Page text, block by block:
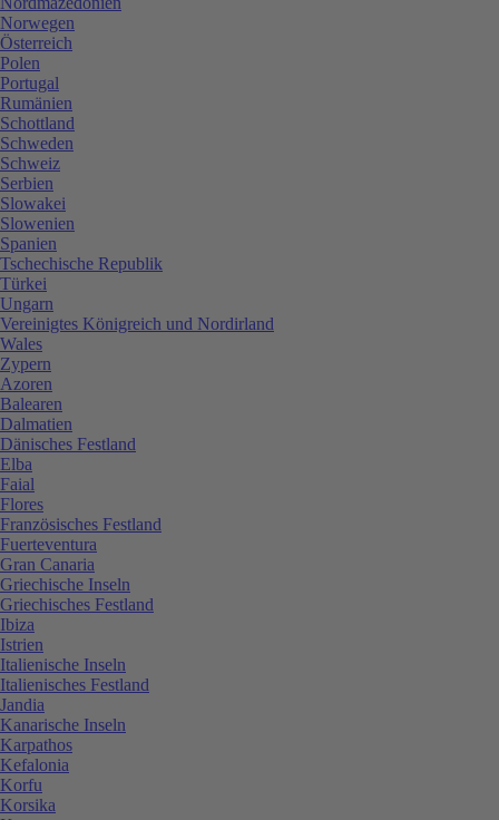
Norwegen
Österreich
Polen
Portugal
Rumänien
Schottland
Schweden
Schweiz
Serbien
Slowakei
Slowenien
Spanien
Tschechische Republik
Türkei
Ungarn
Vereinigtes Königreich und Nordirland
Wales
Zypern
Azoren
Balearen
Dalmatien
Dänisches Festland
Elba
Faial
Flores
Französisches Festland
Fuerteventura
Gran Canaria
Griechische Inseln
Griechisches Festland
Ibiza
Istrien
Italienische Inseln
Italienisches Festland
Jandia
Kanarische Inseln
Karpathos
Kefalonia
Korfu
Korsika